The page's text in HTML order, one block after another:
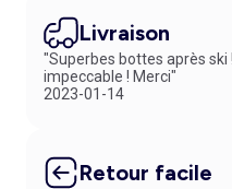
Livraison
"Superbes bottes après ski
impeccable ! Merci"
2023-01-14
Retour facile